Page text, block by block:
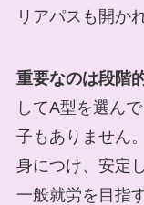
リアパスも開か
重要なのは段階
してA型を選ん
子もありません
身につけ、安定
一般就労を目指